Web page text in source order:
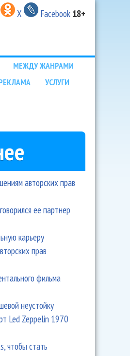
X Facebook 18+
МЕЖДУ ЖАНРАМИ
УСЛУГИ
авторских прав
ее партнер
карьеру
прав
фильма
неустойку
Led Zeppelin 1970
чтобы стать